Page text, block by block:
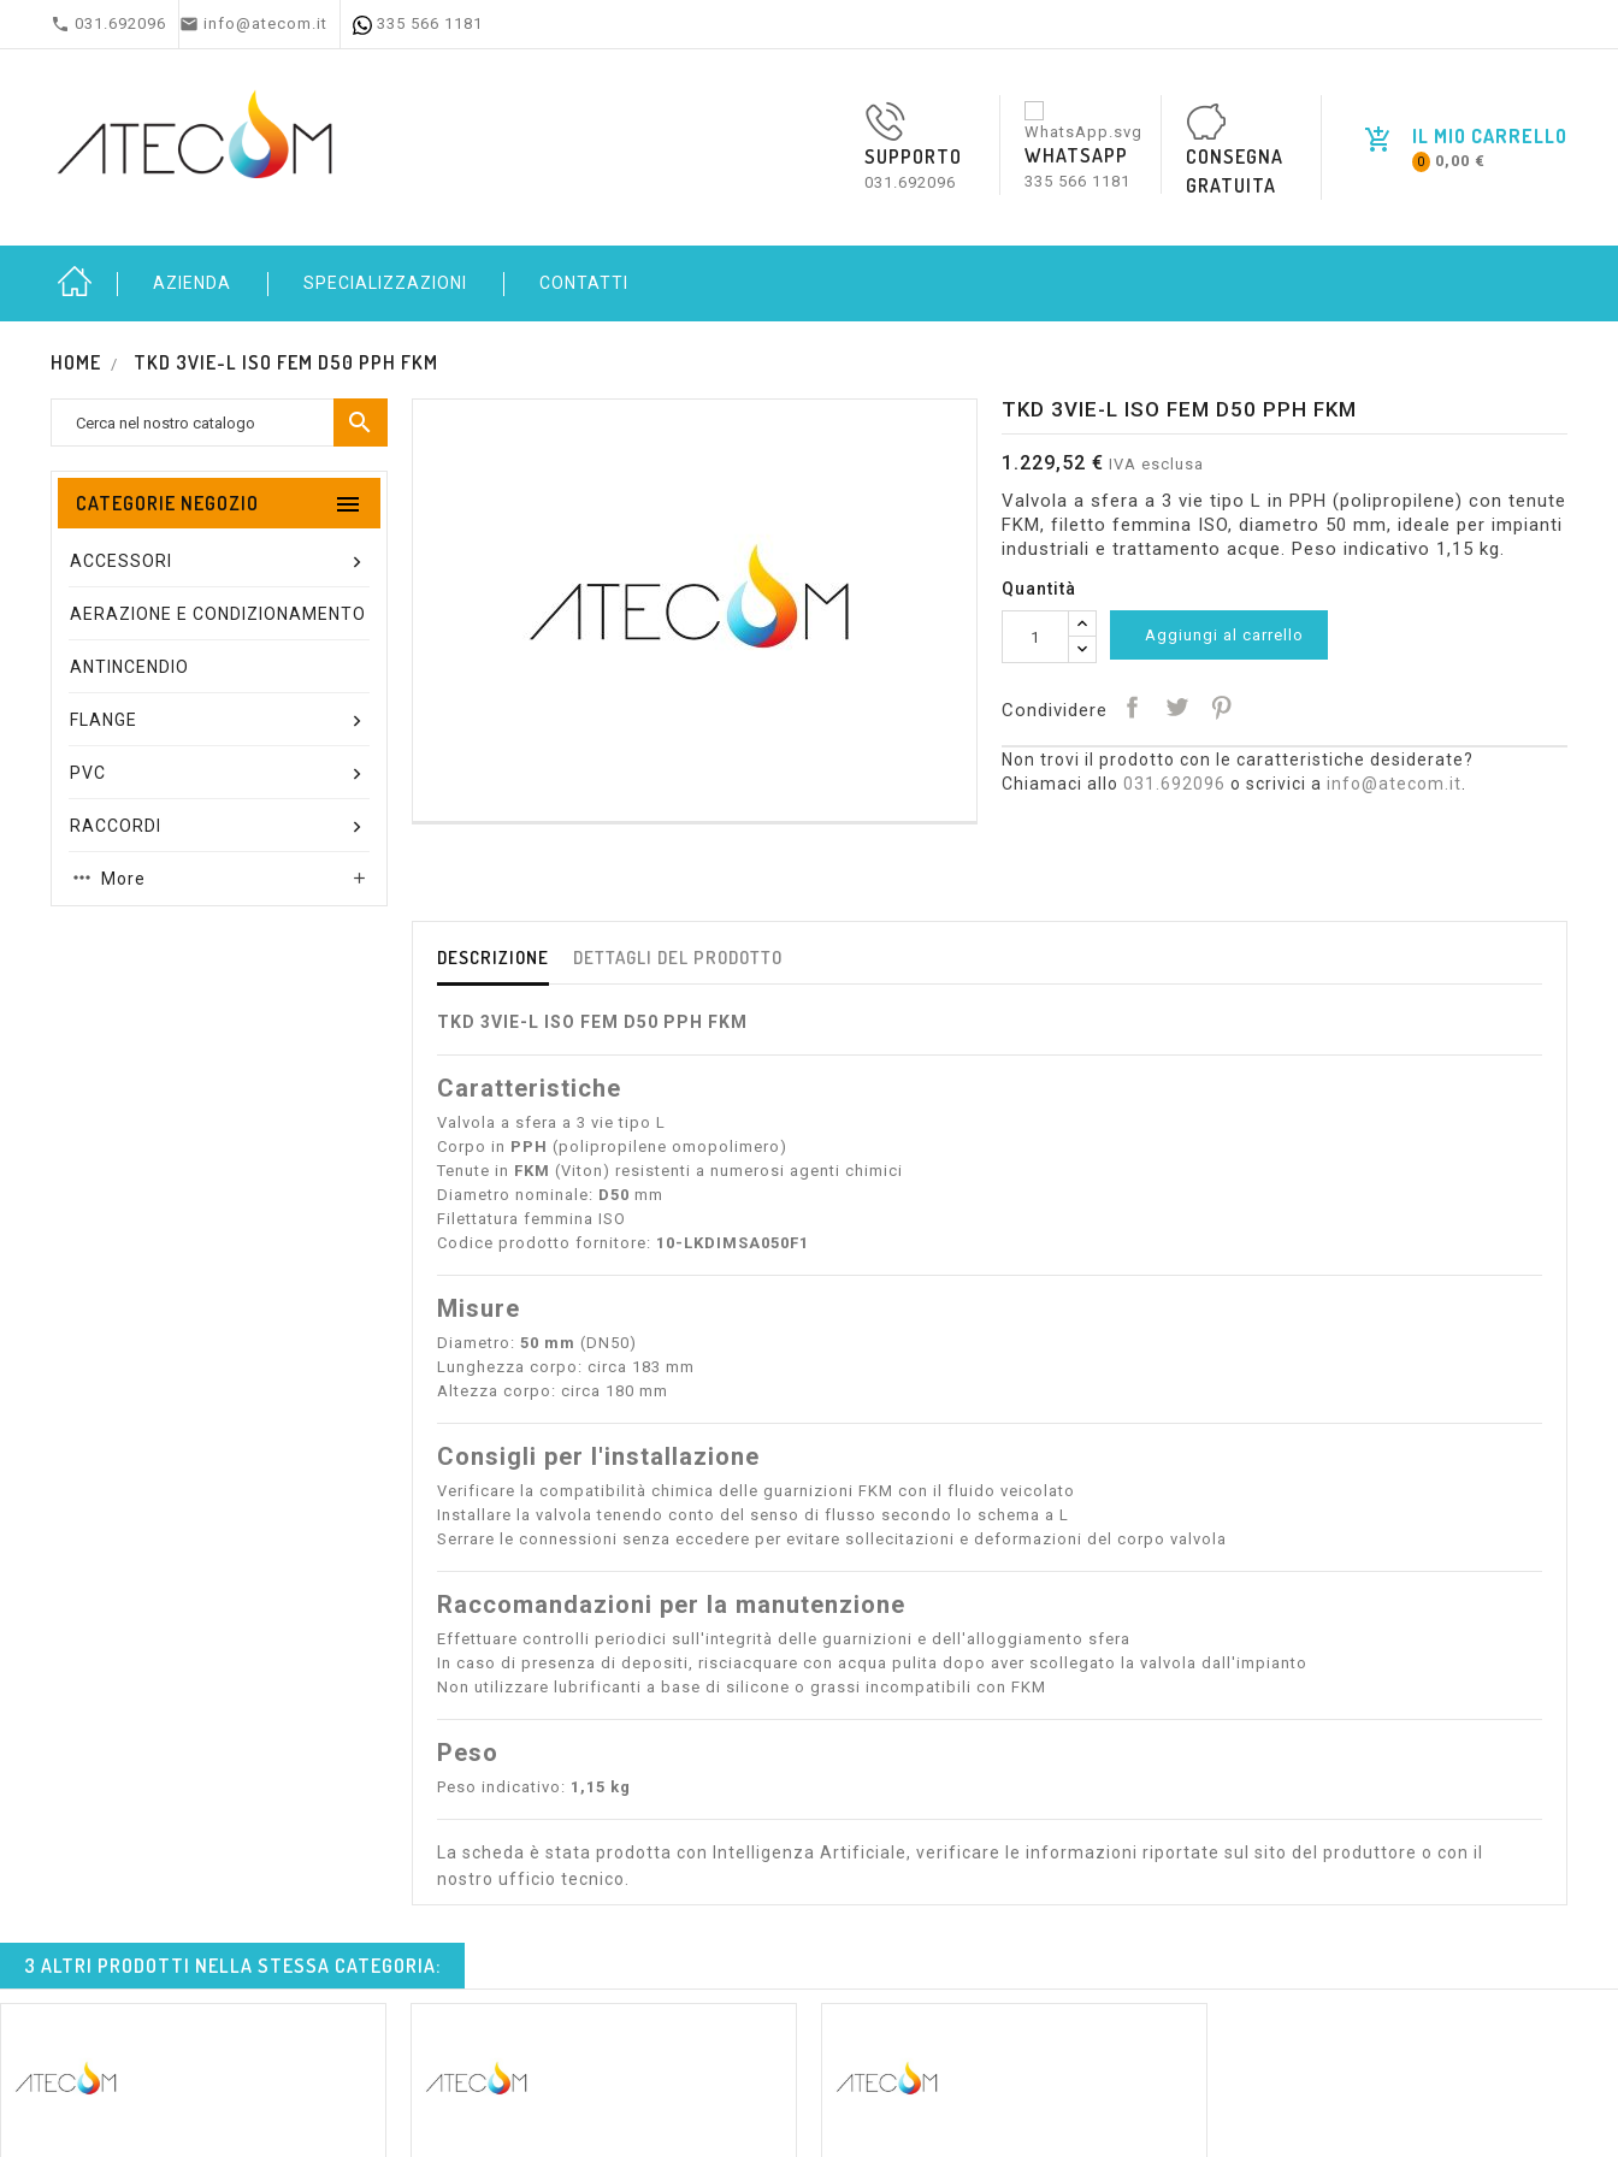
 031.692096  info@atecom.it 335 566 1181
IL MIO CARRELLO
0 0,00 €
SUPPORTO
031.692096
WHATSAPP
335 566 1181
CONSEGNA
GRATUITA
AZIENDA SPECIALIZZAZIONI CONTATTI
HOME TKD 3VIE-L ISO FEM D50 PPH FKM

CATEGORIE NEGOZIO 
ACCESSORI
AERAZIONE E CONDIZIONAMENTO
ANTINCENDIO
FLANGE
PVC
RACCORDI
More 
TKD 3VIE-L ISO FEM D50 PPH FKM
1.229,52 € IVA esclusa
Valvola a sfera a 3 vie tipo L in PPH (polipropilene) con tenute
FKM, filetto femmina ISO, diametro 50 mm, ideale per impianti
industriali e trattamento acque. Peso indicativo 1,15 kg.
Quantità
Aggiungi al carrello
Condividere
Non trovi il prodotto con le caratteristiche desiderate?
Chiamaci allo 031.692096 o scrivici a info@atecom.it
DESCRIZIONE DETTAGLI DEL PRODOTTO
TKD 3VIE-L ISO FEM D50 PPH FKM
Caratteristiche
Valvola a sfera a 3 vie tipo L
Corpo in PPH (polipropilene omopolimero)
Tenute in FKM (Viton) resistenti a numerosi agenti chimici
Diametro nominale: D50 mm
Filettatura femmina ISO
Codice prodotto fornitore: 10-LKDIMSA050F1
Misure
Diametro: 50 mm (DN50)
Lunghezza corpo: circa 183 mm
Altezza corpo: circa 180 mm
Consigli per l'installazione
Verificare la compatibilità chimica delle guarnizioni FKM con il fluido veicolato
Installare la valvola tenendo conto del senso di flusso secondo lo schema a L
Serrare le connessioni senza eccedere per evitare sollecitazioni e deformazioni del corpo valvola
Raccomandazioni per la manutenzione
Effettuare controlli periodici sull'integrità delle guarnizioni e dell'alloggiamento sfera
In caso di presenza di depositi, risciacquare con acqua pulita dopo aver scollegato la valvola dall'impianto
Non utilizzare lubrificanti a base di silicone o grassi incompatibili con FKM
Peso
Peso indicativo: 1,15 kg
La scheda è stata prodotta con Intelligenza Artificiale, verificare le informazioni riportate sul sito del produttore o con il
nostro ufficio tecnico.
3 ALTRI PRODOTTI NELLA STESSA CATEGORIA: